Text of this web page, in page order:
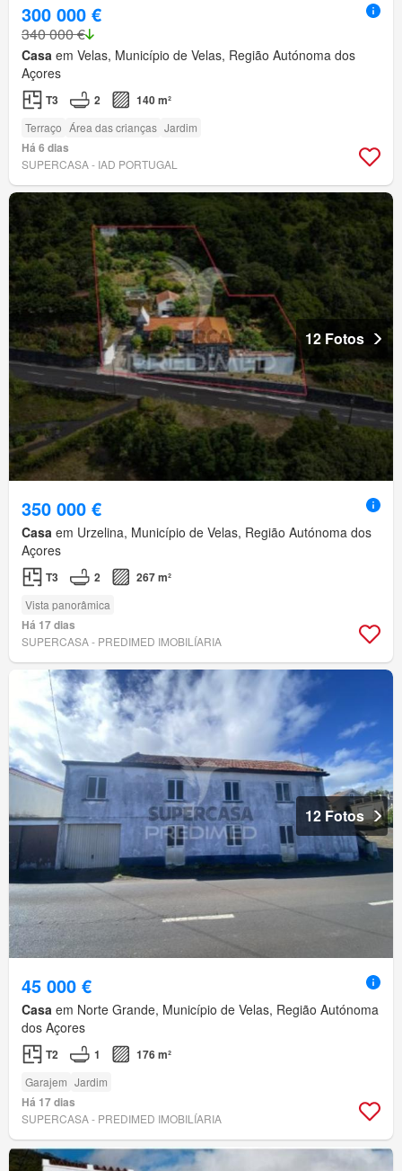
300 000 €
340 000 €
Casa em Velas, Município de Velas, Região Autónoma dos
Açores
T3 2 140 m²
Terraço Área das crianças Jardim
Há 6 dias
SUPERCASA - IAD PORTUGAL
12 Fotos
350 000 €
Casa em Urzelina, Município de Velas, Região Autónoma dos
Açores
T3 2 267 m²
Vista panorâmica
Há 17 dias
SUPERCASA - PREDIMED IMOBILÍARIA
12 Fotos
45 000 €
Casa em Norte Grande, Município de Velas, Região Autónoma
dos Açores
T2 1 176 m²
Garajem Jardim
Há 17 dias
SUPERCASA - PREDIMED IMOBILÍARIA